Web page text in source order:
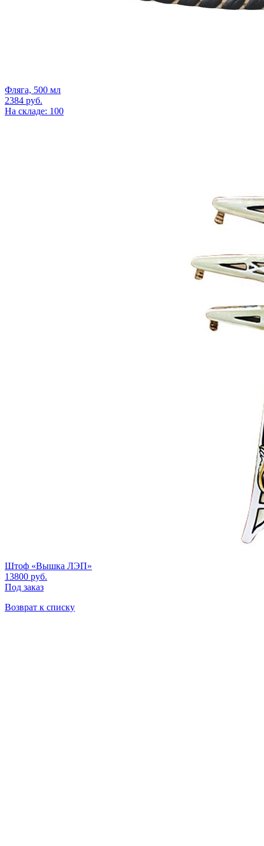
Фляга, 500 мл
2384 руб.
На складе: 100
Штоф «Вышка ЛЭП»
13800 руб.
Под заказ
Возврат к списку